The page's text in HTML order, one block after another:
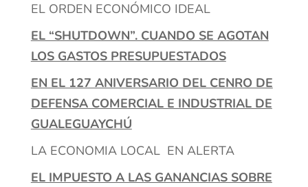
EL ORDEN ECONÓMICO IDEAL
EL “SHUTDOWN”. CUANDO SE AGOTAN
LOS GASTOS PRESUPUESTADOS
EN EL 127 ANIVERSARIO DEL CENRO DE
DEFENSA COMERCIAL E INDUSTRIAL DE
GUALEGUAYCHÚ
LA ECONOMIA LOCAL EN ALERTA
EL IMPUESTO A LAS GANANCIAS SOBRE